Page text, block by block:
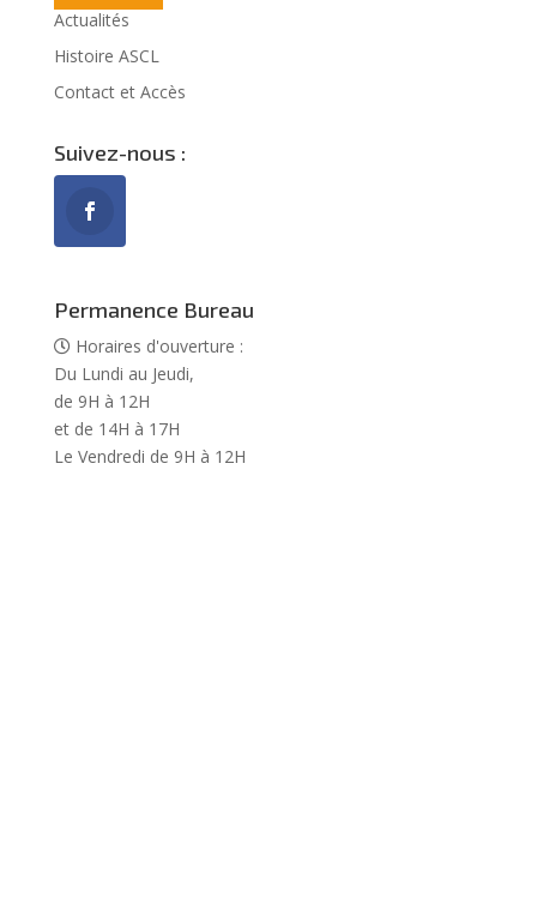
Actualités
Histoire ASCL
Contact et Accès
Suivez-nous :
Permanence Bureau
Horaires d'ouverture :
Du Lundi au Jeudi,
de 9H à 12H
et de 14H à 17H
Le Vendredi de 9H à 12H